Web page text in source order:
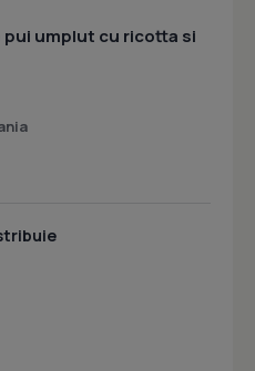
pui umplut cu ricotta si